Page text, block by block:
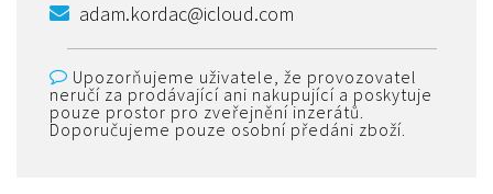
adam.kordac@icloud.com
Upozorňujeme uživatele, že provozovatel
neručí za prodávající ani nakupující a poskytuje
pouze prostor pro zveřejnění inzerátů.
Doporučujeme pouze osobní předáni zboží.